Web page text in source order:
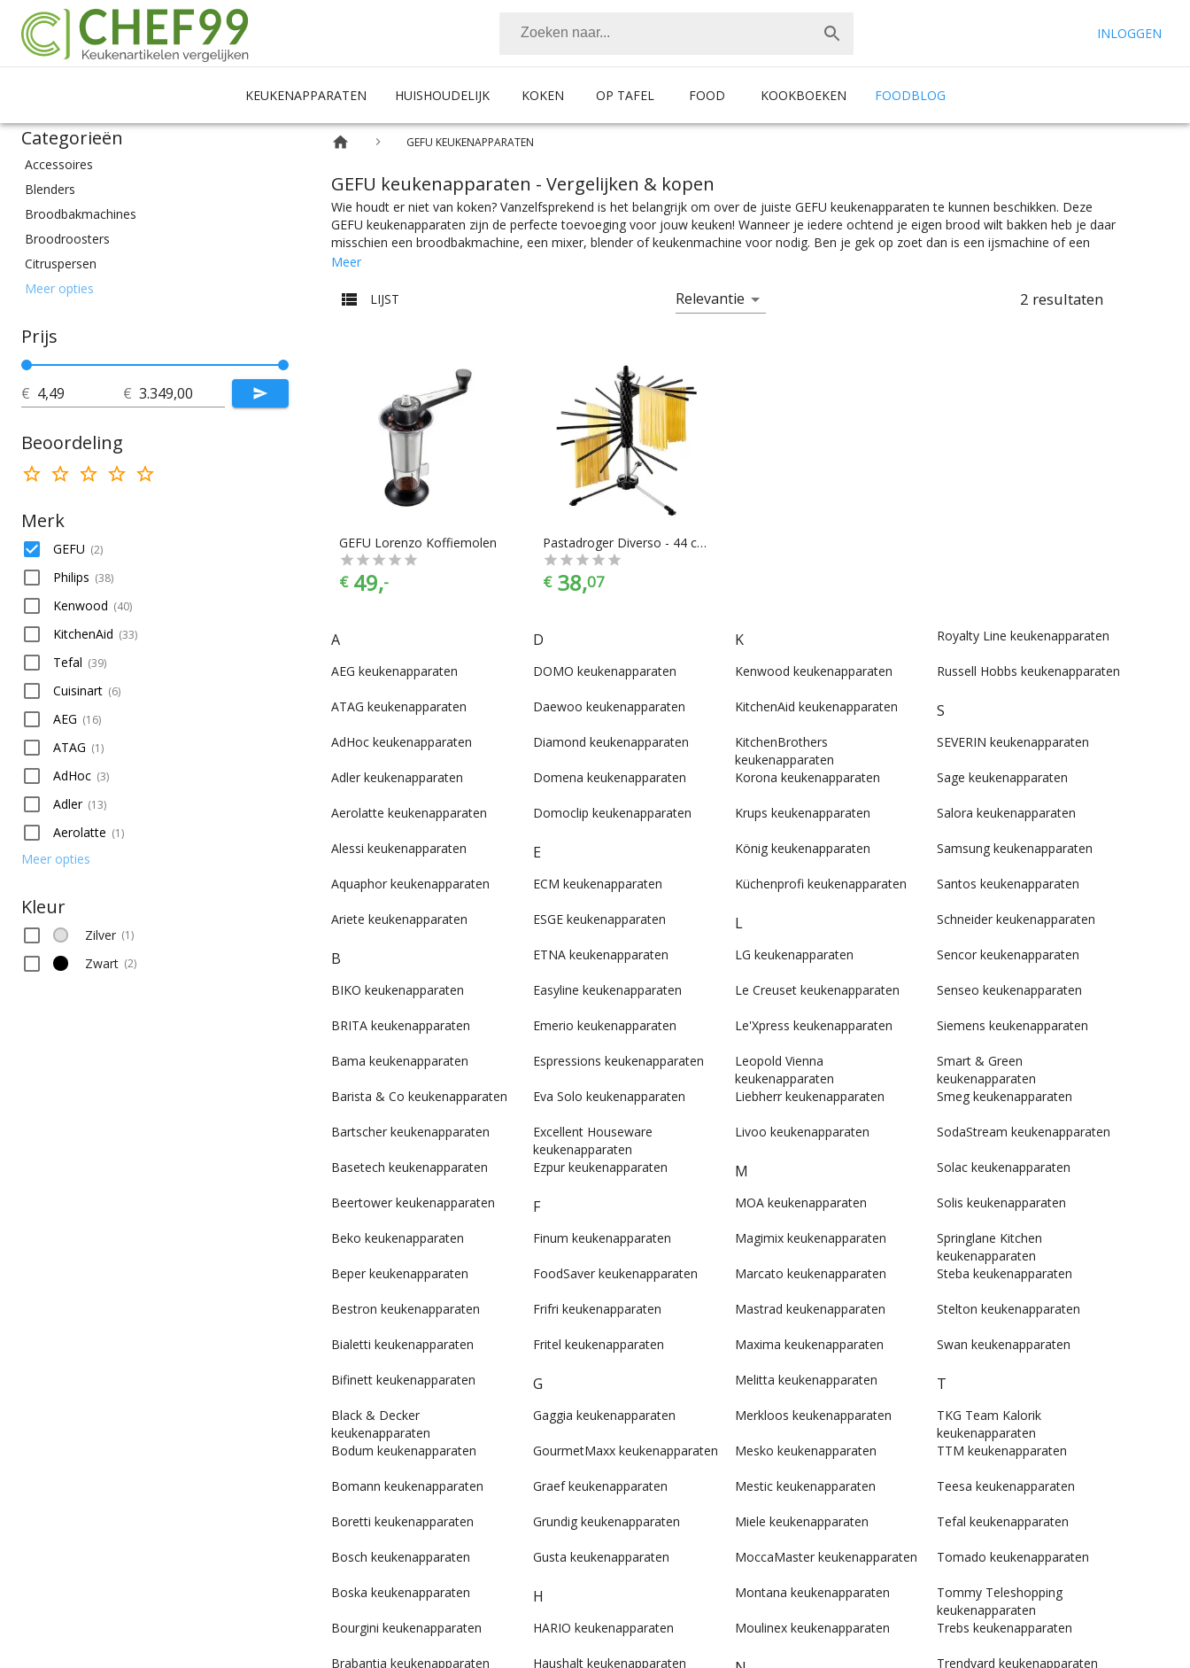
INLOGGEN
KEUKENAPPARATEN HUISHOUDELIJK KOKEN OP TAFEL FOOD KOOKBOEKEN FOODBLOG
Categorieën
Accessoires
Blenders
Broodbakmachines
Broodroosters
Citruspersen
Eierkokers
Elektrische pannen
Fornuizen
Friteuses
Funcooking
Grill
Handmixers
IJsmachines
Juicers
Koelen & Vriezen
Koffie & Thee
Kookplaten
Magnetrons
Ovens
Pastamachines
Rechauds
Slowcookers
Snijmachines
Sous vide
Staafmixers
Stomers
Tosti-apparaten
Vacumeermachine
Wafelijzers
Meer opties
Prijs
€ €
Beoordeling
Merk
GEFU (2)
Philips (38)
Kenwood (40)
KitchenAid (33)
Tefal (39)
Cuisinart (6)
AEG (16)
ATAG (1)
AdHoc (3)
Adler (13)
Aerolatte (1)
Meer opties
Kleur
Zilver (1)
Zwart (2)
GEFU KEUKENAPPARATEN
GEFU keukenapparaten - Vergelijken & kopen
Wie houdt er niet van koken? Vanzelfsprekend is het belangrijk om over de juiste GEFU keukenapparaten te kunnen beschikken. Deze
GEFU keukenapparaten zijn de perfecte toevoeging voor jouw keuken! Wanneer je iedere ochtend je eigen brood wilt bakken heb je daar
misschien een broodbakmachine, een mixer, blender of keukenmachine voor nodig. Ben je gek op zoet dan is een ijsmachine of een
wafelijzer een uitkomst. Ben je een koffiefreak dan is een espressomachine een must en natuurlijk maal je dan je eigen bonen met een
pastamakers, slowcookers, pastamachines, tosti-apparaten, eenvoudige fluitketels en elektrische waterkokers. En dat alles onder het
mom: “Gemak dient de chef”. Keukenapparaten zijn er te vinden in alle prijscategorieën, of je nou 20 euro uit wil geven of 520 euro, voor
Meer
LIJST Relevantie 2 resultaten
GEFU Lorenzo Koffiemolen
€ 49,-
Pastadroger Diverso - 44 cm -Gefu
€ 38,07
A
AEG keukenapparaten
ATAG keukenapparaten
AdHoc keukenapparaten
Adler keukenapparaten
Aerolatte keukenapparaten
Alessi keukenapparaten
Aquaphor keukenapparaten
Ariete keukenapparaten
B
BIKO keukenapparaten
BRITA keukenapparaten
Bama keukenapparaten
Barista & Co keukenapparaten
Bartscher keukenapparaten
Basetech keukenapparaten
Beertower keukenapparaten
Beko keukenapparaten
Beper keukenapparaten
Bestron keukenapparaten
Bialetti keukenapparaten
Bifinett keukenapparaten
Black & Decker
keukenapparaten
Bodum keukenapparaten
Bomann keukenapparaten
Boretti keukenapparaten
Bosch keukenapparaten
Boska keukenapparaten
Bourgini keukenapparaten
Brabantia keukenapparaten
D
DOMO keukenapparaten
Daewoo keukenapparaten
Diamond keukenapparaten
Domena keukenapparaten
Domoclip keukenapparaten
E
ECM keukenapparaten
ESGE keukenapparaten
ETNA keukenapparaten
Easyline keukenapparaten
Emerio keukenapparaten
Espressions keukenapparaten
Eva Solo keukenapparaten
Excellent Houseware
keukenapparaten
Ezpur keukenapparaten
F
Finum keukenapparaten
FoodSaver keukenapparaten
Frifri keukenapparaten
Fritel keukenapparaten
G
Gaggia keukenapparaten
GourmetMaxx keukenapparaten
Graef keukenapparaten
Grundig keukenapparaten
Gusta keukenapparaten
H
HARIO keukenapparaten
Haushalt keukenapparaten
K
Kenwood keukenapparaten
KitchenAid keukenapparaten
KitchenBrothers
keukenapparaten
Korona keukenapparaten
Krups keukenapparaten
König keukenapparaten
Küchenprofi keukenapparaten
L
LG keukenapparaten
Le Creuset keukenapparaten
Le'Xpress keukenapparaten
Leopold Vienna
keukenapparaten
Liebherr keukenapparaten
Livoo keukenapparaten
M
MOA keukenapparaten
Magimix keukenapparaten
Marcato keukenapparaten
Mastrad keukenapparaten
Maxima keukenapparaten
Melitta keukenapparaten
Merkloos keukenapparaten
Mesko keukenapparaten
Mestic keukenapparaten
Miele keukenapparaten
MoccaMaster keukenapparaten
Montana keukenapparaten
Moulinex keukenapparaten
Royalty Line keukenapparaten
Russell Hobbs keukenapparaten
S
SEVERIN keukenapparaten
Sage keukenapparaten
Salora keukenapparaten
Samsung keukenapparaten
Santos keukenapparaten
Schneider keukenapparaten
Sencor keukenapparaten
Senseo keukenapparaten
Siemens keukenapparaten
Smart & Green
keukenapparaten
Smeg keukenapparaten
SodaStream keukenapparaten
Solac keukenapparaten
Solis keukenapparaten
Springlane Kitchen
keukenapparaten
Steba keukenapparaten
Stelton keukenapparaten
Swan keukenapparaten
T
TKG Team Kalorik
keukenapparaten
TTM keukenapparaten
Teesa keukenapparaten
Tefal keukenapparaten
Tomado keukenapparaten
Tommy Teleshopping
keukenapparaten
Trebs keukenapparaten
Trendyard keukenapparaten